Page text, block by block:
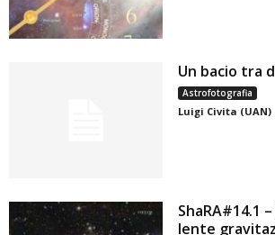
Un bacio tra
Astrofotografia
Luigi Civita (UAN)
ShaRA#14.1
lente